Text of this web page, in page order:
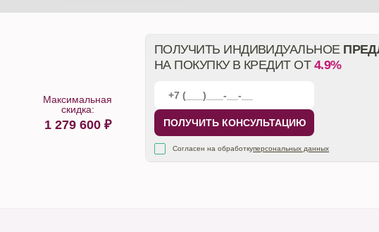
Максимальная
скидка:
1 279 600₽
ПОЛУЧИТЬ ИНДИВИДУАЛЬНОЕ
НА ПОКУПКУ В КРЕДИТ ОТ 4.9%
ПОЛУЧИТЬ КОНСУЛЬТАЦИЮ
Согласен на обработкуперсональных данных